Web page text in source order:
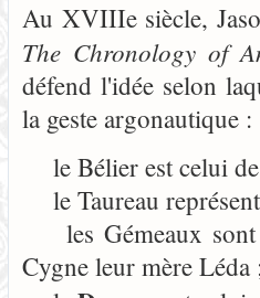
Au XVIIIe siècle,
The Chronology of
défend l'idée selon
la geste argonautique :
le Bélier est celui
le Taureau
les Gémeaux sont
Cygne leur mère Léda